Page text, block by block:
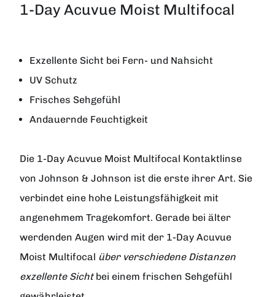
1-Day Acuvue Moist Multifocal
Exzellente Sicht bei Fern- und Nahsicht
UV Schutz
Frisches Sehgefühl
Andauernde Feuchtigkeit
Die 1-Day Acuvue Moist Multifocal Kontaktlinse
von Johnson & Johnson ist die erste ihrer Art. Sie
verbindet eine hohe Leistungsfähigkeit mit
angenehmem Tragekomfort. Gerade bei älter
werdenden Augen wird mit der 1-Day Acuvue
Moist Multifocal über verschiedene Distanzen
exzellente Sichtbei einem frischen Sehgefühl